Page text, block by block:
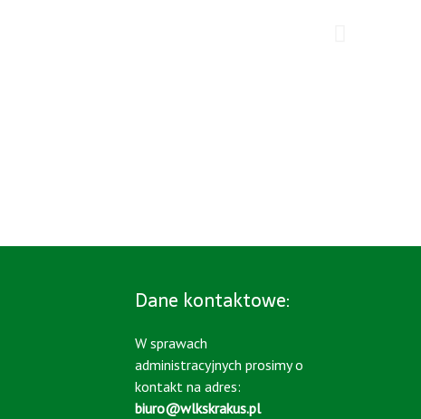
Dane kontaktowe:
W sprawach
administracyjnych prosimy o
kontakt na adres:
biuro@wlkskrakus.pl